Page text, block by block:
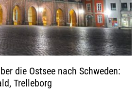
die Ostsee nach Schweden:
Trelleborg